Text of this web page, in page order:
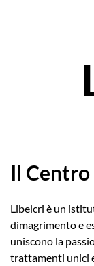
Il Centro
Libelcri è un
dimagrimento e
uniscono la
trattamenti unici